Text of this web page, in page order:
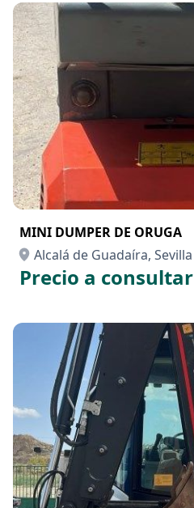
MINI DUMPER DE ORUGA
Alcalá de Guadaíra, Sevilla
Precio a consultar